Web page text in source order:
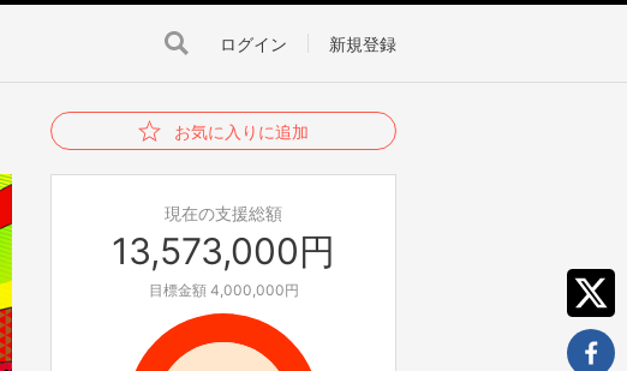
ログイン 新規登録
お気に入りに追加
現在の支援総額
13,573,000円
目標金額 4,000,000円